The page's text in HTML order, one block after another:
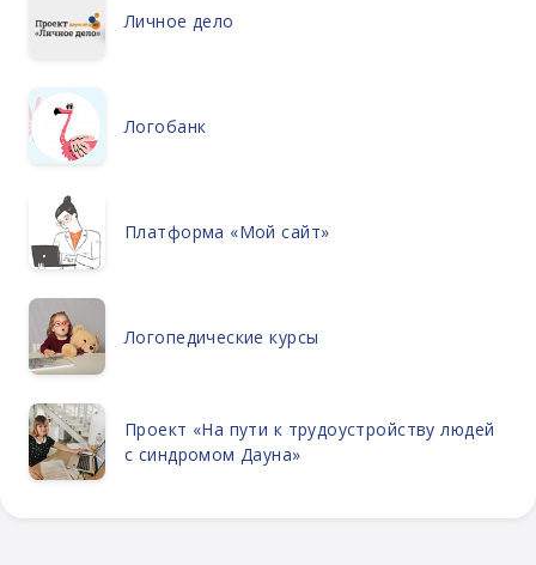
Личное дело
Логобанк
Платформа «Мой сайт»
Логопедические курсы
Проект «На пути к трудоустройству людей
с синдромом Дауна»